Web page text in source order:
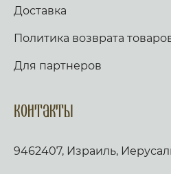
Доставка
Политика возврата
Для партнеров
Контакты
9462407, Израиль,